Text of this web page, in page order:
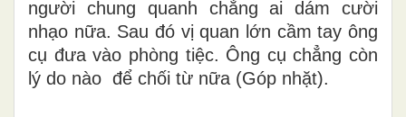
vào vũng nước. Thế là quần áo của ông
quan cũng dơ dáy y như cụ già kia. Mọi
người chung quanh chẳng ai dám cười
nhạo nữa. Sau đó vị quan lớn cầm tay ông